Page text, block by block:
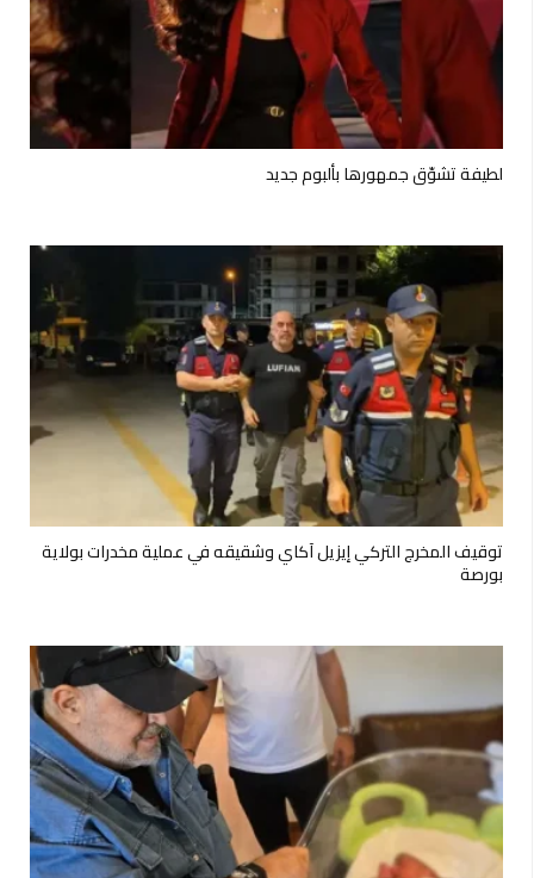
لطيفة تشوّق جمهورها بألبوم جديد
توقيف المخرج التركي إيزيل آكاي وشقيقه في عملية مخدرات بولاية
بورصة